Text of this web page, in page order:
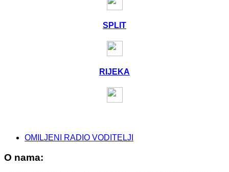
SPLIT
RIJEKA
OMILJENI RADIO VODITELJI
O nama: